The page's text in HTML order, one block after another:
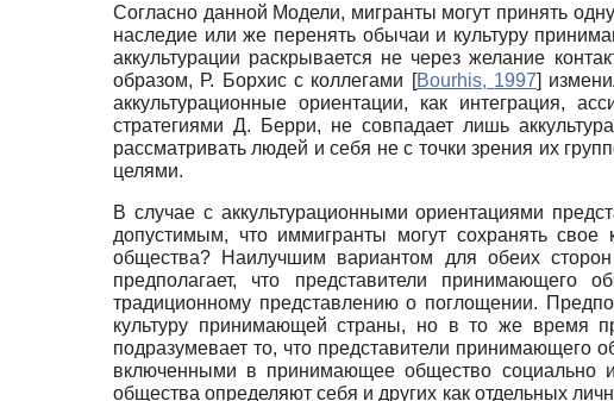
Согласно данной Модели, мигранты могут принять
наследие или же перенять обычаи и культуру
аккультурации раскрывается не через желание
образом, Р. Борхис с коллегами [Bourhis, 1997]
аккультурационные ориентации, как интеграция,
стратегиями Д. Берри, не совпадает лишь
рассматривать людей и себя не с точки зрения их
целями.
В случае с аккультурационными ориентациями
допустимым, что иммигранты могут сохранять
общества? Наилучшим вариантом для обеих
предполагает, что представители принимающего
традиционному представлению о поглощении.
культуру принимающей страны, но в то же время
подразумевает то, что представители принимающего
включенными в принимающее общество социально и
общества определяют себя и других как отдельных